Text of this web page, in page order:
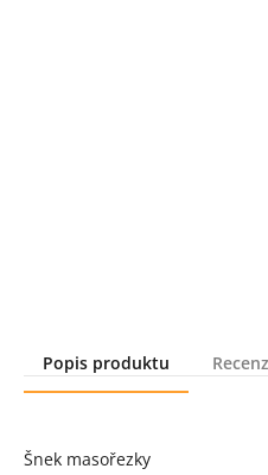
Popis produktu
Šnek masořezky